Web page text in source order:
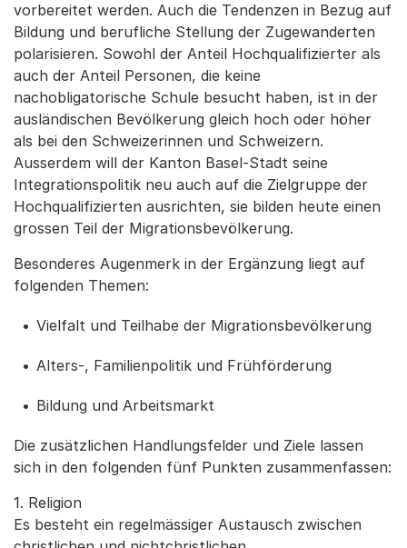
vorbereitet werden. Auch die Tendenzen in Bezug auf
Bildung und berufliche Stellung der Zugewanderten
polarisieren. Sowohl der Anteil Hochqualifizierter als
auch der Anteil Personen, die keine
nachobligatorische Schule besucht haben, ist in der
ausländischen Bevölkerung gleich hoch oder höher
als bei den Schweizerinnen und Schweizern.
Ausserdem will der Kanton Basel-Stadt seine
Integrationspolitik neu auch auf die Zielgruppe der
Hochqualifizierten ausrichten, sie bilden heute einen
grossen Teil der Migrationsbevölkerung.
Besonderes Augenmerk in der Ergänzung liegt auf
folgenden Themen:
Vielfalt und Teilhabe der Migrationsbevölkerung
Alters-, Familienpolitik und Frühförderung
Bildung und Arbeitsmarkt
Die zusätzlichen Handlungsfelder und Ziele lassen
sich in den folgenden fünf Punkten zusammenfassen:
1. Religion
Es besteht ein regelmässiger Austausch zwischen